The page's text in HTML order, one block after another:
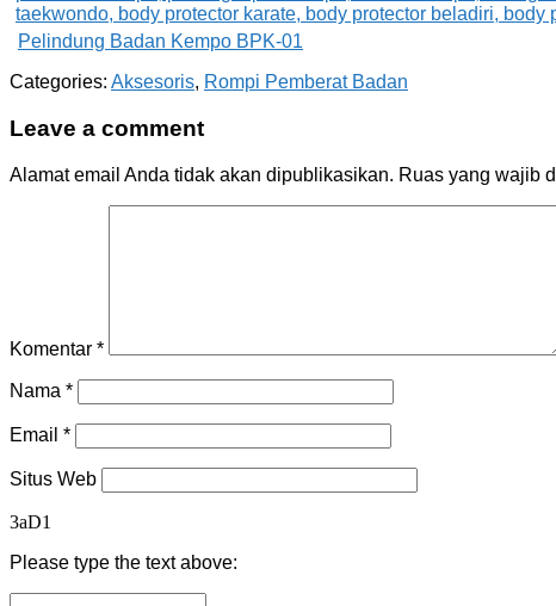
Pelindung Badan Kempo BPK-01
Categories: Aksesoris, Rompi Pemberat Badan
Leave a comment
Alamat email Anda tidak akan dipublikasikan. Ruas yang wajib
Komentar *
Nama *
Email *
Situs Web
3aD1
Please type the text above: